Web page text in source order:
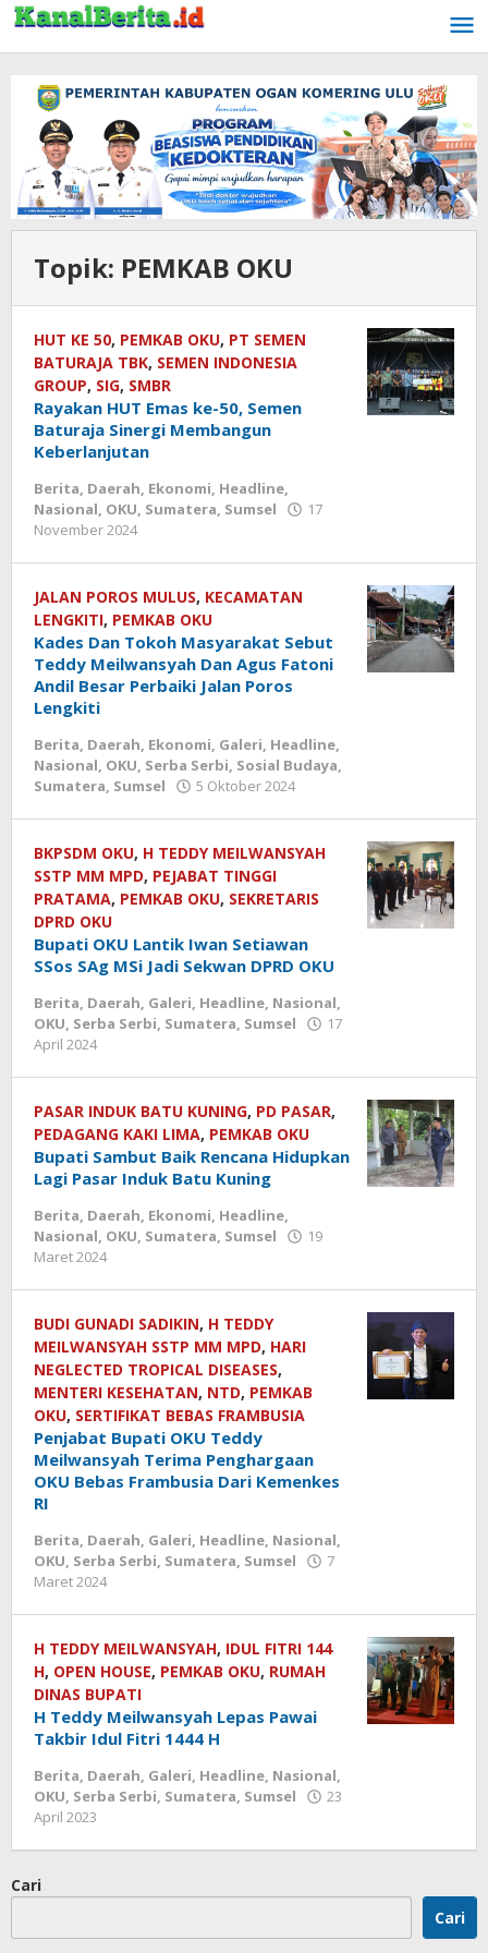
Lewati
ke
konten
Topik: PEMKAB OKU
HUT KE 50, PEMKAB OKU, PT SEMEN
BATURAJA TBK, SEMEN INDONESIA
GROUP, SIG, SMBR
Rayakan HUT Emas ke-50, Semen
Baturaja Sinergi Membangun
Keberlanjutan
Berita, Daerah, Ekonomi, Headline,
Nasional, OKU, Sumatera, Sumsel
17
November 2024
JALAN POROS MULUS, KECAMATAN
LENGKITI, PEMKAB OKU
Kades Dan Tokoh Masyarakat Sebut
Teddy Meilwansyah Dan Agus Fatoni
Andil Besar Perbaiki Jalan Poros
Lengkiti
Berita, Daerah, Ekonomi, Galeri, Headline,
Nasional, OKU, Serba Serbi, Sosial Budaya,
Sumatera, Sumsel 5 Oktober 2024
BKPSDM OKU, H TEDDY MEILWANSYAH
SSTP MM MPD, PEJABAT TINGGI
PRATAMA, PEMKAB OKU, SEKRETARIS
DPRD OKU
Bupati OKU Lantik Iwan Setiawan
SSos SAg MSi Jadi Sekwan DPRD OKU
Berita, Daerah, Galeri, Headline, Nasional,
OKU, Serba Serbi, Sumatera, Sumsel
17
April 2024
PASAR INDUK BATU KUNING, PD PASAR,
PEDAGANG KAKI LIMA, PEMKAB OKU
Bupati Sambut Baik Rencana Hidupkan
Lagi Pasar Induk Batu Kuning
Berita, Daerah, Ekonomi, Headline,
Nasional, OKU, Sumatera, Sumsel
19
Maret 2024
BUDI GUNADI SADIKIN, H TEDDY
MEILWANSYAH SSTP MM MPD, HARI
NEGLECTED TROPICAL DISEASES,
MENTERI KESEHATAN, NTD, PEMKAB
OKU, SERTIFIKAT BEBAS FRAMBUSIA
Penjabat Bupati OKU Teddy
Meilwansyah Terima Penghargaan
OKU Bebas Frambusia Dari Kemenkes
RI
Berita, Daerah, Galeri, Headline, Nasional,
OKU, Serba Serbi, Sumatera, Sumsel
7
Maret 2024
H TEDDY MEILWANSYAH, IDUL FITRI 144
H, OPEN HOUSE, PEMKAB OKU, RUMAH
DINAS BUPATI
H Teddy Meilwansyah Lepas Pawai
Takbir Idul Fitri 1444 H
Berita, Daerah, Galeri, Headline, Nasional,
OKU, Serba Serbi, Sumatera, Sumsel
23
April 2023
Cari
Cari